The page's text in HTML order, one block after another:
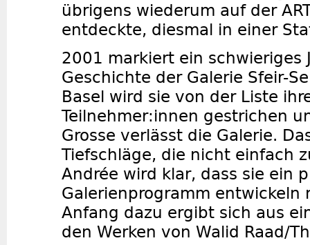
übrigens wiederum auf der
entdeckte, diesmal in einer
2001 markiert ein schwieriges
Geschichte der Galerie Sfeir-
Basel wird sie von der Liste
Teilnehmer:innen gestrichen
Grosse verlässt die Galerie.
Tiefschläge, die nicht einfach
Andrée wird klar, dass sie ein
Galerienprogramm entwickeln
Anfang dazu ergibt sich aus
den Werken von Walid Raad/